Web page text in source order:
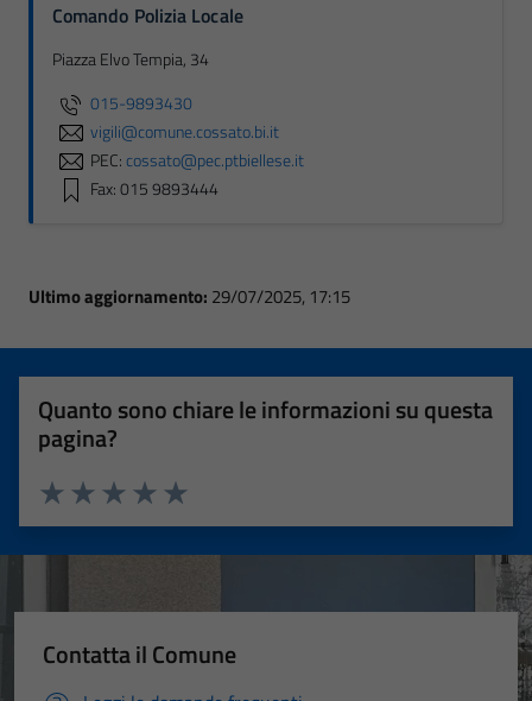
Comando Polizia Locale
Piazza Elvo Tempia, 34
015-9893430
vigili@comune.cossato.bi.it
PEC:cossato@pec.ptbiellese.it
Fax: 015 9893444
Ultimo aggiornamento: 29/07/2025, 17:15
Quanto sono chiare le informazioni su questa
pagina?
Valuta 5 stelle su 5
Valuta 4 stelle su 5
Valuta 3 stelle su 5
Valuta 2 stelle su 5
Valuta 1 stelle su 5
Contatta il Comune